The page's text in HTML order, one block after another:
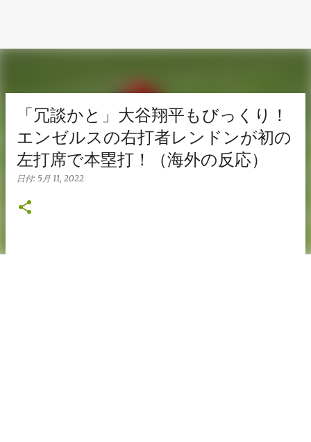
「冗談かと」大谷翔平もびっくり！
エンゼルスの右打者レンドンが初の
左打席で本塁打！（海外の反応）
日付: 5月 11, 2022